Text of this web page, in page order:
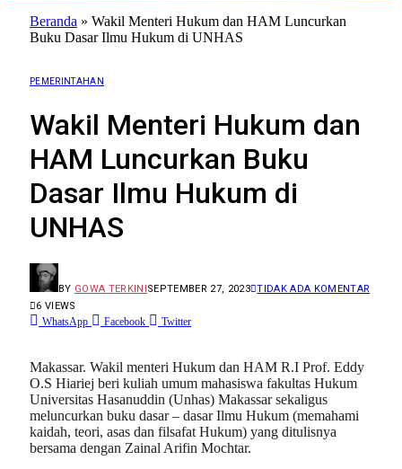
Beranda » Wakil Menteri Hukum dan HAM Luncurkan
Buku Dasar Ilmu Hukum di UNHAS
PEMERINTAHAN
Wakil Menteri Hukum dan
HAM Luncurkan Buku
Dasar Ilmu Hukum di
UNHAS
BY GOWA TERKINISEPTEMBER 27, 2023 TIDAK ADA KOMENTAR
6VIEWS
WhatsApp Facebook Twitter
Makassar. Wakil menteri Hukum dan HAM R.I Prof. Eddy
O.S Hiariej beri kuliah umum mahasiswa fakultas Hukum
Universitas Hasanuddin (Unhas) Makassar sekaligus
meluncurkan buku dasar – dasar Ilmu Hukum (memahami
kaidah, teori, asas dan filsafat Hukum) yang ditulisnya
bersama dengan Zainal Arifin Mochtar.